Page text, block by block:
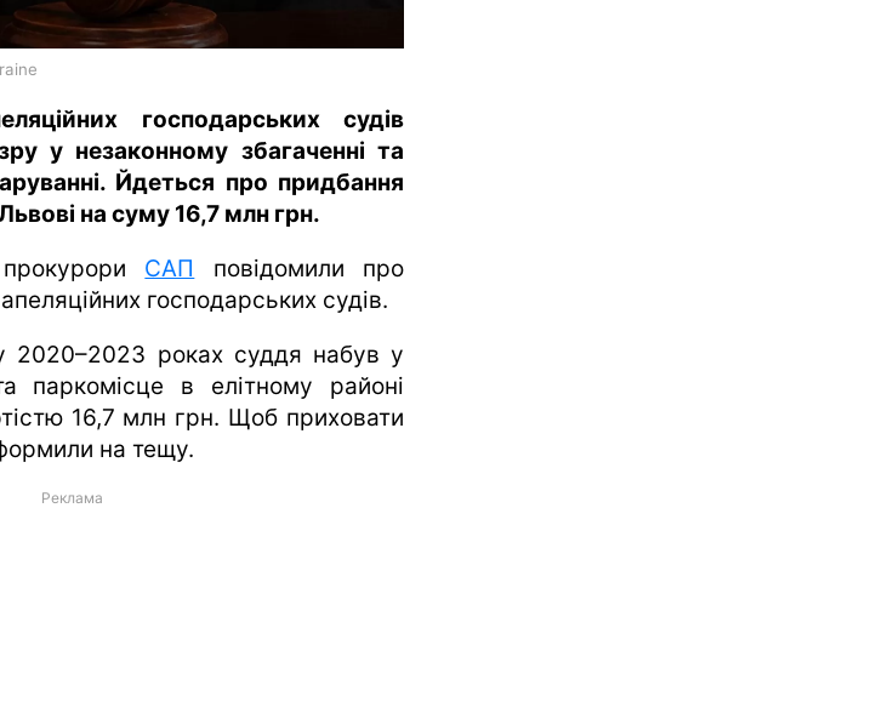
господарських судів
у незаконному збагаченні та
Йдеться про придбання
на суму 16,7 млн грн.
САП
повідомили про
господарських судів.
2020–2023 роках суддя набув у
паркомісце в елітному районі
16,7 млн грн. Щоб приховати
на тещу.
Реклама